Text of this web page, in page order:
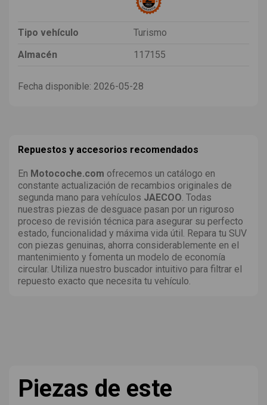
Tipo vehículo
Turismo
Almacén
117155
Fecha disponible: 2026-05-28
Repuestos y accesorios recomendados
En Motocoche.com ofrecemos un catálogo en
constante actualización de recambios originales de
segunda mano para vehículos JAECOO . Todas
nuestras piezas de desguace pasan por un riguroso
proceso de revisión técnica para asegurar su perfecto
estado, funcionalidad y máxima vida útil. Repara tu SUV
con piezas genuinas, ahorra considerablemente en el
mantenimiento y fomenta un modelo de economía
circular. Utiliza nuestro buscador intuitivo para filtrar el
repuesto exacto que necesita tu vehículo.
Piezas de este